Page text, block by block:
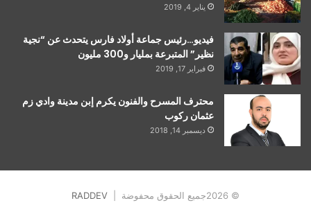
يناير 4, 2019
فيديو…رئيس جماعة أولاد فارس يتحدث عن “نجية
نظير” المتبرعة بمليار و300 مليون
فبراير 17, 2019
محترف المسرح والفنون يكرم إبن مدينة وادي زم
عثمان ركوب
ديسمبر 14, 2018
© 2026جميع الحقوق محفوضة | RADDEV